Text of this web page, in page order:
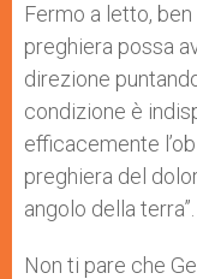
Fermo a letto,
preghiera possa
direzione
condizione è
efficacemente
preghiera del
angolo della terra”.
Non ti pare che